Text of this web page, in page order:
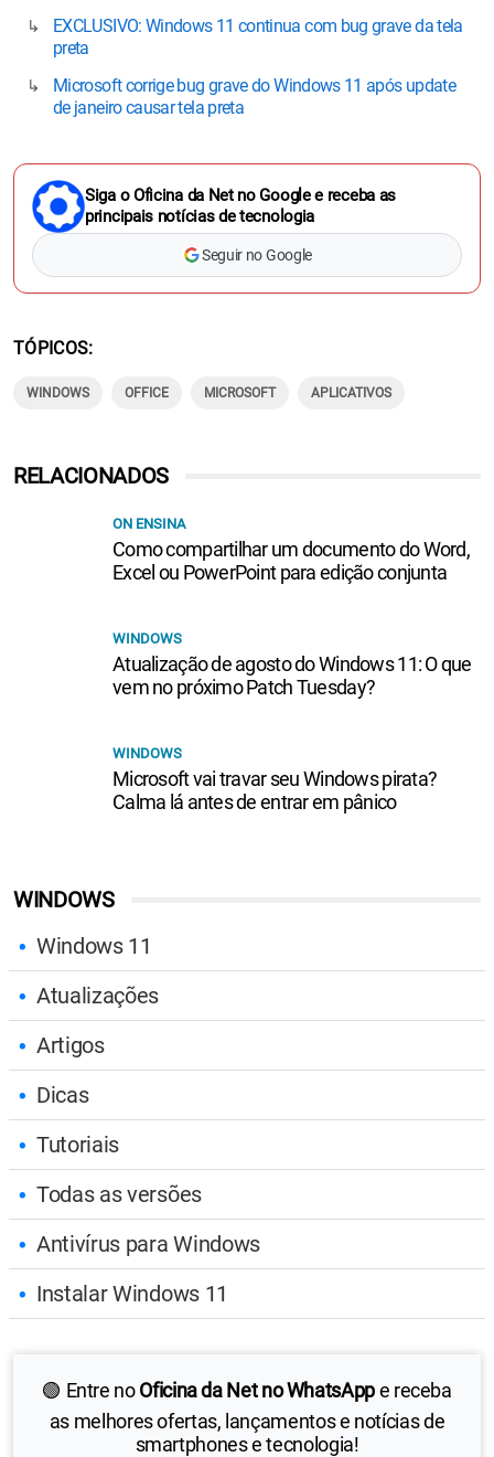
EXCLUSIVO: Windows 11 continua com bug grave da tela
preta
Microsoft corrige bug grave do Windows 11 após update
de janeiro causar tela preta
Siga o Oficina da Net no Google e receba as
principais notícias de tecnologia
Seguir no Google
TÓPICOS
WINDOWS OFFICE MICROSOFT APLICATIVOS
WINDOWS
Windows 11
Atualizações
Artigos
Dicas
Tutoriais
Todas as versões
Antivírus para Windows
Instalar Windows 11
🟢 Entre noOficina da Net no WhatsAppe receba
as melhores ofertas, lançamentos e notícias de
smartphones e tecnologia!
RELACIONADOS
ON ENSINA
Como compartilhar um documento do Word,
Excel ou PowerPoint para edição conjunta
WINDOWS
Atualização de agosto do Windows 11: O que
vem no próximo Patch Tuesday?
WINDOWS
Microsoft vai travar seu Windows pirata?
Calma lá antes de entrar em pânico